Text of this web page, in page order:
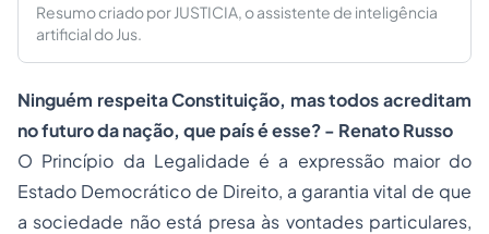
Resumo criado por JUSTICIA, o assistente de inteligência
artificial do Jus.
Ninguém respeita Constituição, mas todos acreditam
no futuro da nação, que país é esse? - Renato Russo
O Princípio da Legalidade é a expressão maior do
Estado Democrático de Direito, a garantia vital de que
a sociedade não está presa às vontades particulares,